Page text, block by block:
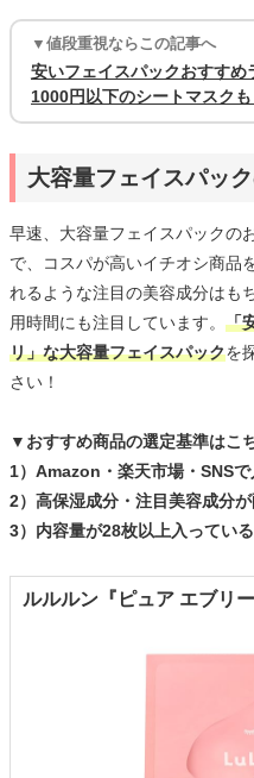
▼値段重視ならこの記事へ
安いフェイスパックおすすめ
1000円以下のシートマスクも
大容量フェイスパッ
早速、大容量フェイスパックの
で、コスパが高いイチオシ商品
れるような注目の美容成分はも
用時間にも注目しています。 「
リ」な大容量フェイスパックを
さい！
▼おすすめ商品の選定基準はこ
1）Amazon・楽天市場・SNS
2）高保湿成分・注目美容成分
3）内容量が28枚以上入っている
ルルルン『ピュア エブリー